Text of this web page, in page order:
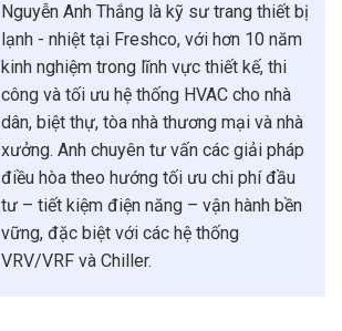
Nguyễn Anh Thắng là kỹ sư trang thiết bị
lạnh - nhiệt tại Freshco, với hơn 10 năm
kinh nghiệm trong lĩnh vực thiết kế, thi
công và tối ưu hệ thống HVAC cho nhà
dân, biệt thự, tòa nhà thương mại và nhà
xưởng. Anh chuyên tư vấn các giải pháp
điều hòa theo hướng tối ưu chi phí đầu
tư – tiết kiệm điện năng – vận hành bền
vững, đặc biệt với các hệ thống
VRV/VRF và Chiller.